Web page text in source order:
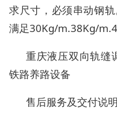
求尺寸，必须串动钢
满足30Kg/m.38Kg/
重庆液压双向轨缝
铁路养路设备
售后服务及交付说明